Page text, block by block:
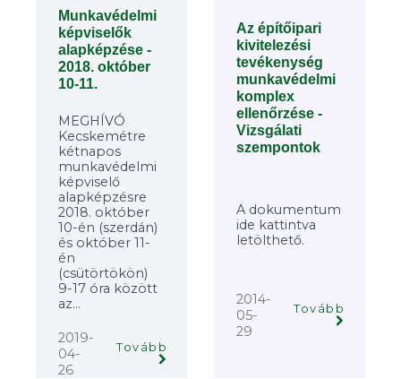
Munkavédelmi
képviselők
alapképzése -
2018. október
10-11.
MEGHÍVÓ
Kecskemétre
kétnapos
munkavédelmi
képviselő
alapképzésre
2018. október
10-én (szerdán)
és október 11-
én
(csütörtökön)
9-17 óra között
az...
2019-
04-
26
Tovább
Az építőipari
kivitelezési
tevékenység
munkavédelmi
komplex
ellenőrzése -
Vizsgálati
szempontok
A dokumentum
ide kattintva
letölthető.
2014-
05-
29
Tovább